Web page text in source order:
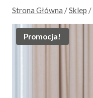
Strona Główna /Sklep /
Promocja!